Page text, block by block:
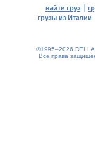
найти груз |
грузы из Италии
©1995–2026
Все права